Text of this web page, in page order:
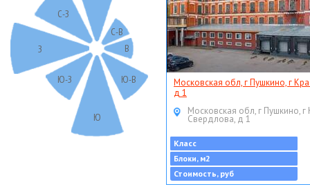
С-В
В
Ю-В
Ю
Ю-З
З
С-З
Московская обл, г Пушкино, г
д 1
Московская обл, г Пушкино, г
Свердлова, д 1
Класс
Блоки, м2
Стоимость, руб